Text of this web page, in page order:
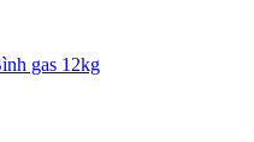
gas 12kg